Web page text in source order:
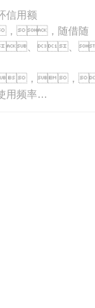
信用额
，随借随
、、
，，
用频率